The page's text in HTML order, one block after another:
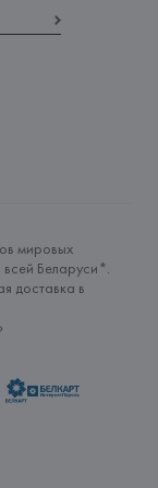
мировых
Беларуси*.
доставка в